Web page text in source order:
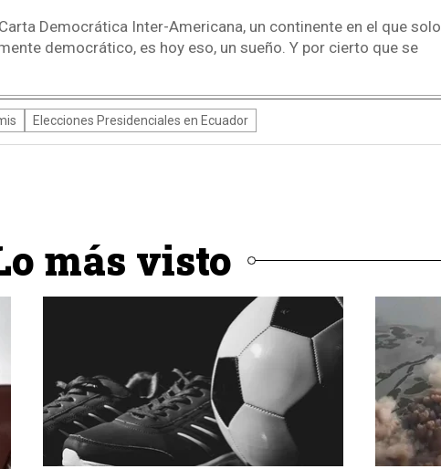
Democrática Inter-Americana, un continente en el que solo
democrático, es hoy eso, un sueño. Y por cierto que se
Elecciones Presidenciales en Ecuador
más visto